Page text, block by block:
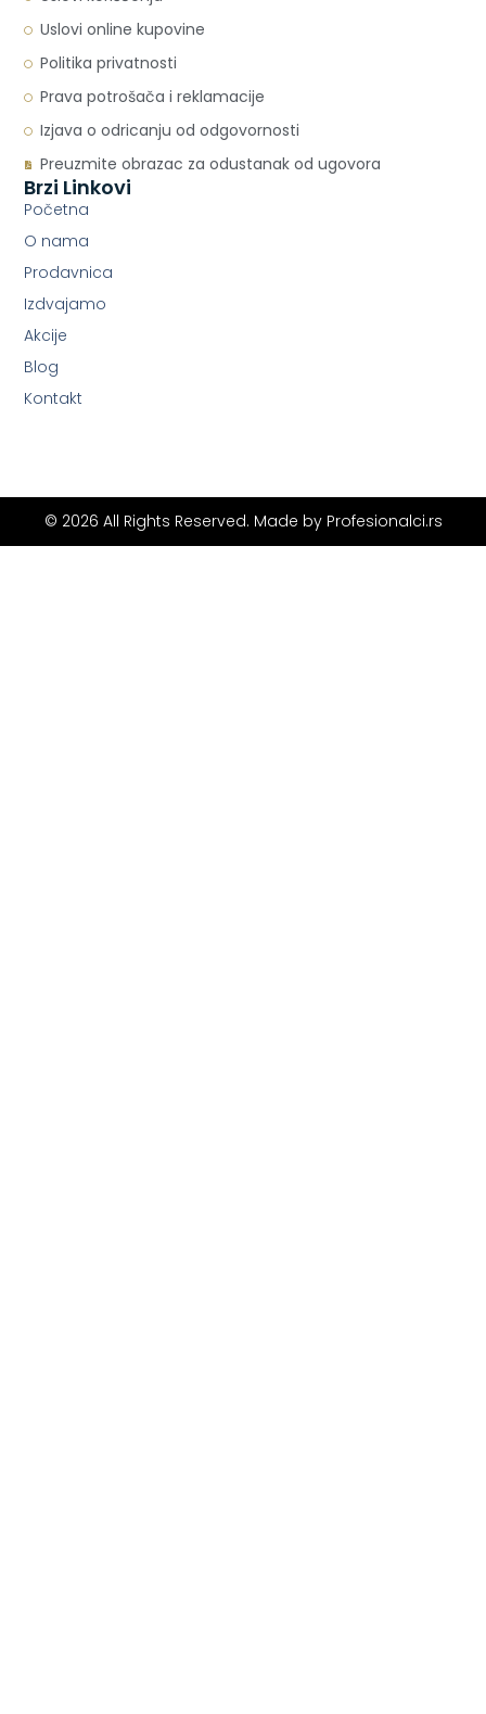
Uslovi online kupovine
Politika privatnosti
Prava potrošača i reklamacije
Izjava o odricanju od odgovornosti
Preuzmite obrazac za odustanak od ugovora
Brzi Linkovi
Početna
O nama
Prodavnica
Izdvajamo
Akcije
Blog
Kontakt
© 2026 All Rights Reserved. Made by Profesionalci.rs